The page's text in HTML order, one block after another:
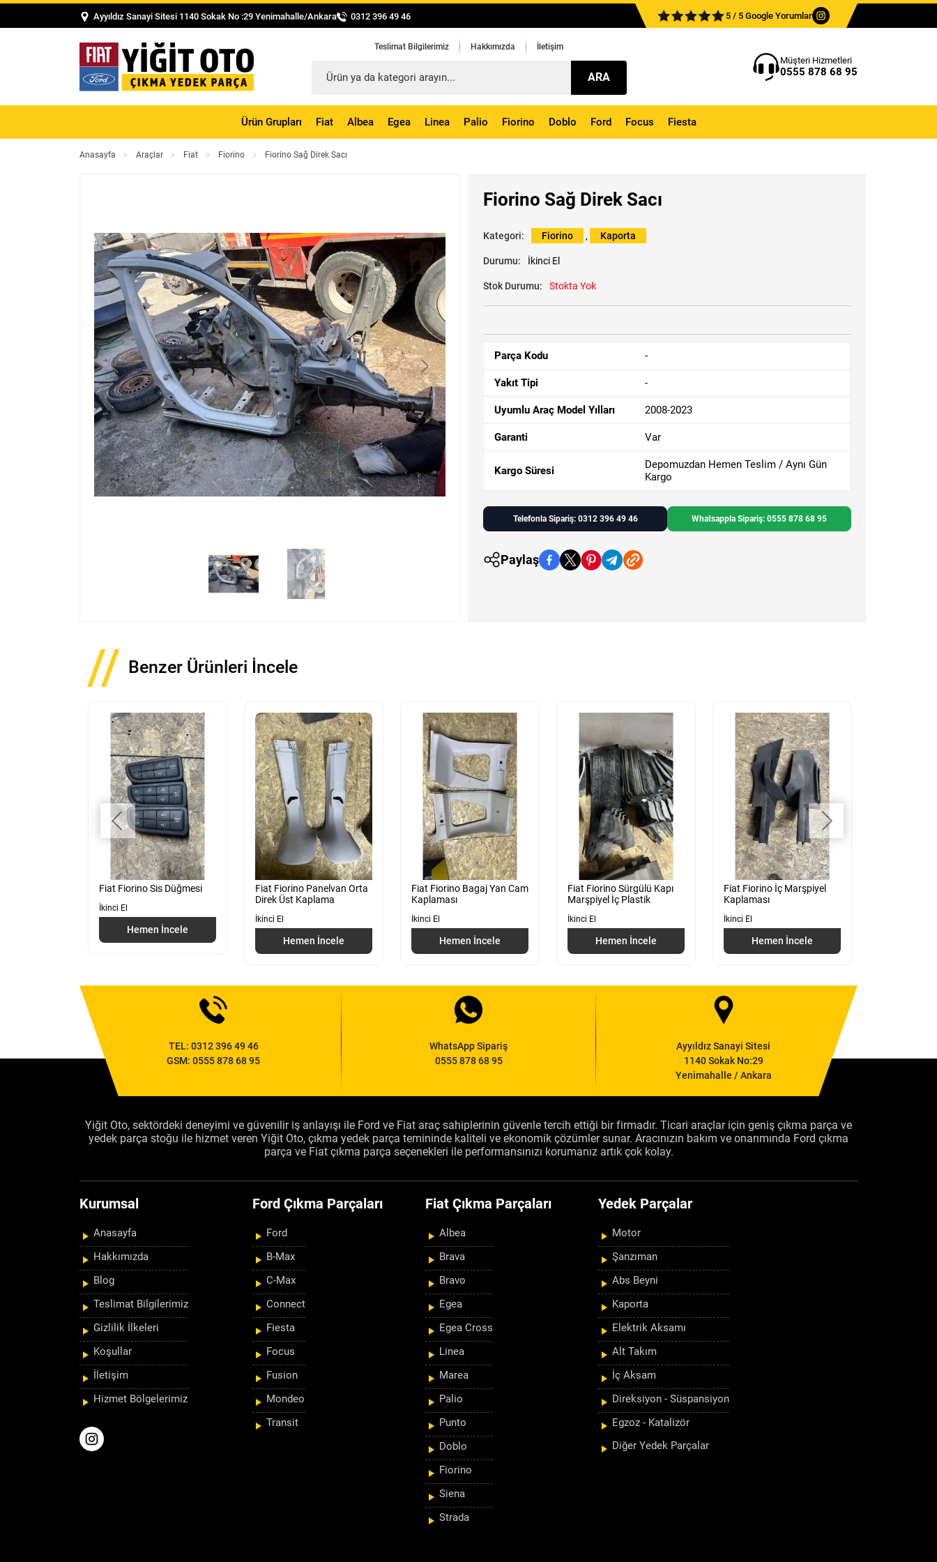
Ayyıldız Sanayi Sitesi 1140 Sokak No :29 Yenimahalle/Ankara 0312 396 49 46 5 / 5 Google Yorumlar
Teslimat Bilgilerimiz Hakkımızda İletişim
ARA
Müşteri Hizmetleri
0555 878 68 95
Ürün Grupları Fiat Albea Egea Linea Palio Fiorino Doblo Ford Focus Fiesta
Anasayfa Araçlar Fiat Fiorino Fiorino Sağ Direk Sacı
Fiorino Sağ Direk Sacı
Kategori: Fiorino , Kaporta
Durumu: İkinci El
Stok Durumu: Stokta Yok
Parça Kodu -
Yakıt Tipi -
Uyumlu Araç Model Yılları 2008-2023
Garanti Var
Kargo Süresi
Depomuzdan Hemen Teslim / Aynı Gün
Kargo
Telefonla Sipariş: 0312 396 49 46 Whatsappla Sipariş: 0555 878 68 95
Paylaş
Benzer Ürünleri İncele
Fiat Fiorino Sis Düğmesi
İkinci El
Hemen İncele
Fiat Fiorino Panelvan Orta
Direk Üst Kaplama
İkinci El
Hemen İncele
Fiat Fiorino Bagaj Yan Cam
Kaplaması
İkinci El
Hemen İncele
Fiat Fiorino Sürgülü Kapı
Marşpiyel İç Plastik
İkinci El
Hemen İncele
Fiat Fiorino İç Marşpiyel
Kaplaması
İkinci El
Hemen İncele
TEL: 0312 396 49 46
GSM:0555 878 68 95
WhatsApp Sipariş
0555 878 68 95
Ayyıldız Sanayi Sitesi
1140 Sokak No:29
Yenimahalle / Ankara
Yiğit Oto, sektördeki deneyimi ve güvenilir iş anlayışı ile Ford ve Fiat araç sahiplerinin güvenle tercih ettiği bir firmadır. Ticari araçlar için geniş çıkma parça ve
yedek parça stoğu ile hizmet veren Yiğit Oto, çıkma yedek parça temininde kaliteli ve ekonomik çözümler sunar. Aracınızın bakım ve onarımında Ford çıkma
parça ve Fiat çıkma parça seçenekleri ile performansınızı korumanız artık çok kolay.
Kurumsal
Anasayfa
Hakkımızda
Blog
Teslimat Bilgilerimiz
Gizlilik İlkeleri
Koşullar
İletişim
Hizmet Bölgelerimiz
Ford Çıkma Parçaları
Ford
B-Max
C-Max
Connect
Fiesta
Focus
Fusion
Mondeo
Transit
Fiat Çıkma Parçaları
Albea
Brava
Bravo
Egea
Egea Cross
Linea
Marea
Palio
Punto
Doblo
Fiorino
Siena
Strada
Yedek Parçalar
Motor
Şanzıman
Abs Beyni
Kaporta
Elektrik Aksamı
Alt Takım
İç Aksam
Direksiyon - Süspansiyon
Egzoz - Katalizör
Diğer Yedek Parçalar